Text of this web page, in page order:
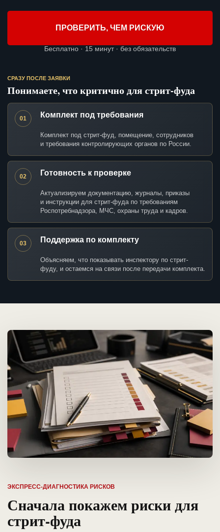
ПРОВЕРИТЬ, ЧЕМ РИСКУЮ
Бесплатно · 15 минут · без обязательств
СРАЗУ ПОСЛЕ ЗАЯВКИ
Понимаете, что критично для стрит-фуда
01 Комплект под требования
Комплект под стрит-фуд, помещение, сотрудников
и требования контролирующих органов по России.
02 Готовность к проверке
Актуализируем документацию, журналы, приказы
и инструкции для стрит-фуда по требованиям
Роспотребнадзора, МЧС, охраны труда и кадров.
03 Поддержка по комплекту
Объясняем, что показывать инспектору по стрит-
фуду, и остаемся на связи после передачи комплекта.
ЭКСПРЕСС-ДИАГНОСТИКА РИСКОВ
Сначала покажем риски для
стрит-фуда